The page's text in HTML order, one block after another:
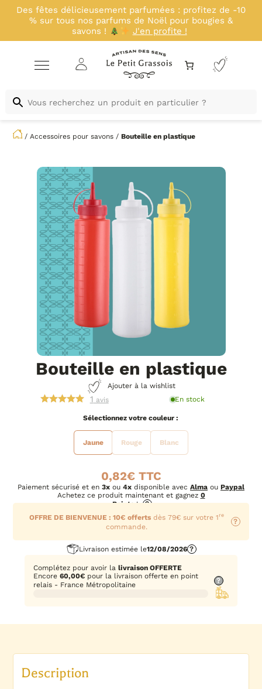
Profitez d'un déstockage exclusif avant nos
nouveautés : -20% sur une sélection de kits jusqu'au
23 août inclus ! J'en profite !
/Accessoires pour savons /Bouteille en plastique
Bouteille en plastique
Ajouter à la wishlist
1 avis En stock
couleur
Jaune Rouge Blanc
0,82€
Paiement sécurisé et en 3x ou 4x disponible avec Alma ou Paypal
Achetez ce produit maintenant et gagnez 0
Points! ?
Livraison estimée le12/08/2026 ?
Complétez pour avoir lalivraison OFFERTE
Encore60,00€ pour la livraison offerte en point
relais - France Métropolitaine
?
OFFRE DE BIENVENUE : 10€ offertsdès 79€ sur votre 1 re
commande.
?
Description